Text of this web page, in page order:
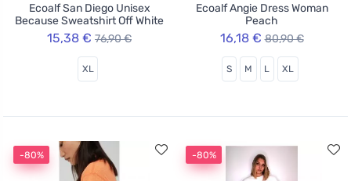
Ecoalf San Diego Unisex
Because Sweatshirt Off White
15,38 € 76,90 €
XL
Ecoalf Angie Dress Woman
Peach
16,18 € 80,90 €
S M L XL
-80% -80%